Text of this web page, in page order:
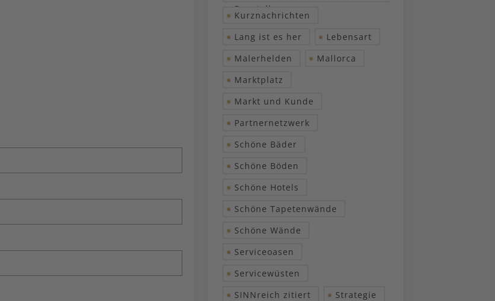
Baustelle
Kurznachrichten
Lang ist es her
Lebensart
Malerhelden
Mallorca
Marktplatz
Markt und Kunde
Partnernetzwerk
Schöne Bäder
Schöne Böden
Schöne Hotels
Schöne Tapetenwände
Schöne Wände
Serviceoasen
Servicewüsten
SINNreich zitiert
Strategie